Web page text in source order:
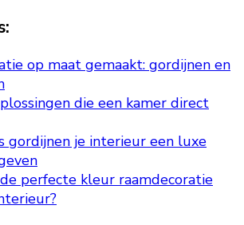
op maat gemaakt: gordijnen en
die een kamer direct
gordijnen je interieur een luxe
perfecte kleur raamdecoratie